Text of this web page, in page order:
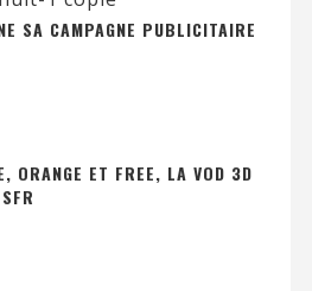
SA CAMPAGNE PUBLICITAIRE
ORANGE ET FREE, LA VOD 3D